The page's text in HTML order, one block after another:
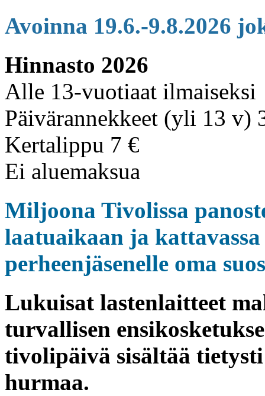
Avoinna 19.6.-9.8.2026
Hinnasto 2026
Alle 13-vuotiaat ilmaiseksi
Päivärannekkeet (yli 13 v)
Kertalippu 7 €
Ei aluemaksua
Miljoona Tivolissa
laatuaikaan ja
perheenjäsenelle oma
Lukuisat lastenlaitteet
turvallisen
tivolipäivä sisältää
hurmaa.